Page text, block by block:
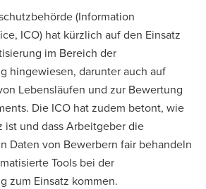
(Information
ICO) hat kürzlich auf den Einsatz
im Bereich der
hingewiesen, darunter auch auf
Lebensläufen und zur Bewertung
Die ICO hat zudem betont, wie
ist und dass Arbeitgeber die
Daten von Bewerbern fair behandeln
Tools bei der
zum Einsatz kommen.